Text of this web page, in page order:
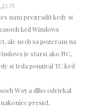
nam prezradit kedy si
ked Windows
ale nech sa pozeram na
je starsi ako NC,
si teda pouzival TC ked
W95 a dlho odriekal
presiel,